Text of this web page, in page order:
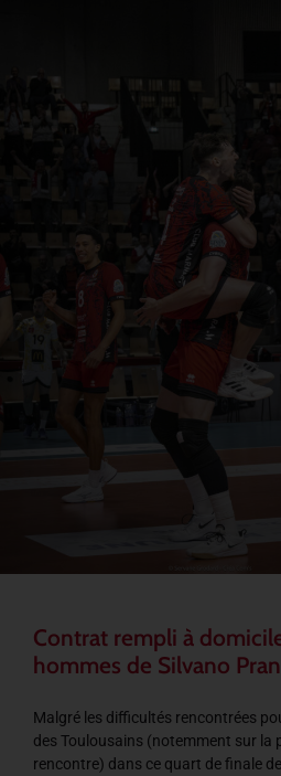
Contrat rempli à
hommes de Silvano
Malgré les difficultés rencontrées
des Toulousains (notemment sur la
rencontre) dans ce quart de finale